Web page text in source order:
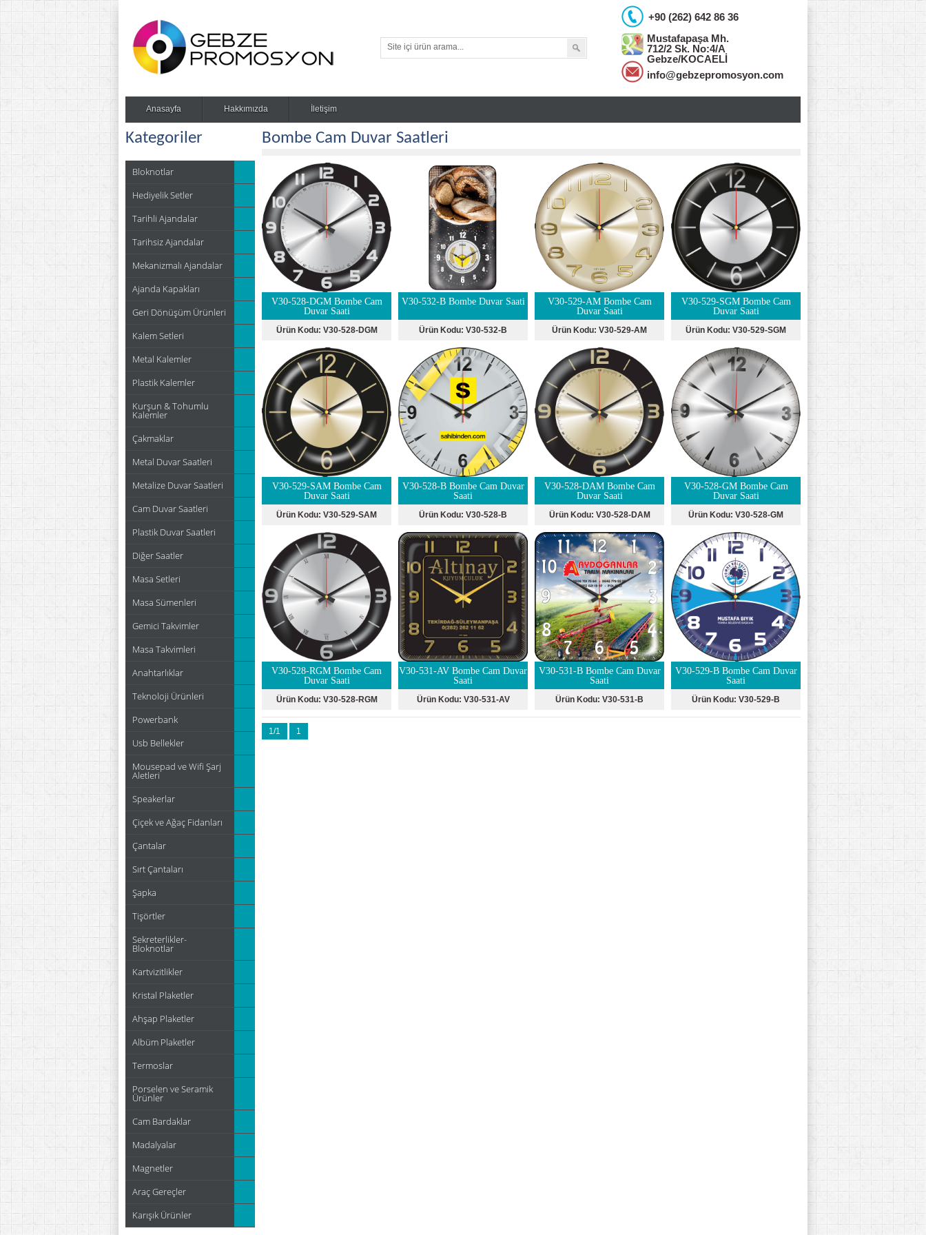
+90 (262) 642 86 36
Mustafapaşa Mh.
712/2 Sk. No:4/A
Gebze/KOCAELİ
info@gebzepromosyon.com
Anasayfa Hakkımızda İletişim
Kategoriler
Bloknotlar
Hediyelik Setler
Tarihli Ajandalar
Tarihsiz Ajandalar
Mekanizmalı Ajandalar
Ajanda Kapakları
Geri Dönüşüm Ürünleri
Kalem Setleri
Metal Kalemler
Plastik Kalemler
Kurşun & Tohumlu
Kalemler
Çakmaklar
Metal Duvar Saatleri
Metalize Duvar Saatleri
Cam Duvar Saatleri
Plastik Duvar Saatleri
Diğer Saatler
Masa Setleri
Masa Sümenleri
Gemici Takvimler
Masa Takvimleri
Anahtarlıklar
Teknoloji Ürünleri
Powerbank
Usb Bellekler
Mousepad ve Wifi Şarj
Aletleri
Speakerlar
Çiçek ve Ağaç Fidanları
Çantalar
Sırt Çantaları
Şapka
Tişörtler
Sekreterlikler-
Bloknotlar
Kartvizitlikler
Kristal Plaketler
Ahşap Plaketler
Albüm Plaketler
Termoslar
Porselen ve Seramik
Ürünler
Cam Bardaklar
Madalyalar
Magnetler
Araç Gereçler
Karışık Ürünler
Bombe Cam Duvar Saatleri
V30-528-DGM Bombe Cam
Duvar Saati
Ürün Kodu: V30-528-DGM
V30-532-B Bombe Duvar Saati
Ürün Kodu: V30-532-B
V30-529-AM Bombe Cam
Duvar Saati
Ürün Kodu: V30-529-AM
V30-529-SGM Bombe Cam
Duvar Saati
Ürün Kodu: V30-529-SGM
V30-529-SAM Bombe Cam
Duvar Saati
Ürün Kodu: V30-529-SAM
V30-528-B Bombe Cam Duvar
Saati
Ürün Kodu: V30-528-B
V30-528-DAM Bombe Cam
Duvar Saati
Ürün Kodu: V30-528-DAM
V30-528-GM Bombe Cam
Duvar Saati
Ürün Kodu: V30-528-GM
V30-528-RGM Bombe Cam
Duvar Saati
Ürün Kodu: V30-528-RGM
V30-531-AV Bombe Cam Duvar
Saati
Ürün Kodu: V30-531-AV
V30-531-B Bombe Cam Duvar
Saati
Ürün Kodu: V30-531-B
V30-529-B Bombe Cam Duvar
Saati
Ürün Kodu: V30-529-B
1/1 1